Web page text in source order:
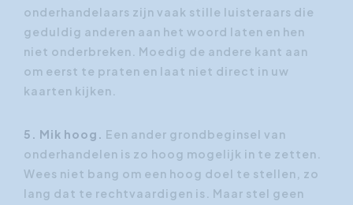
onderhandelaars zijn vaak stille luisteraars die
geduldig anderen aan het woord laten en hen
niet onderbreken. Moedig de andere kant aan
om eerst te praten en laat niet direct in uw
kaarten kijken.
5. Mik hoog. Een ander grondbeginsel van
onderhandelen is zo hoog mogelijk in te zetten.
Wees niet bang om een hoog doel te stellen, zo
lang dat te rechtvaardigen is. Maar stel geen